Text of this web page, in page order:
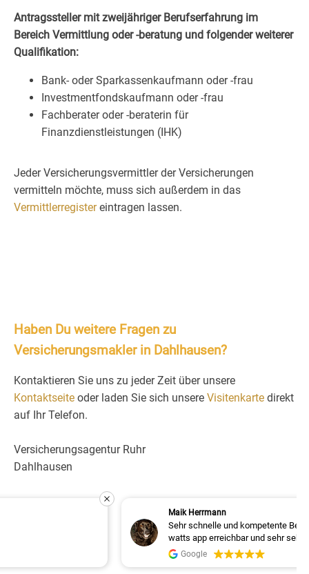
Antragssteller mit zweijähriger Berufserfahrung im
Bereich Vermittlung oder -beratung und folgender weiterer
Qualifikation:
Bank- oder Sparkassenkaufmann oder -frau
Investmentfondskaufmann oder -frau
Fachberater oder -beraterin für
Finanzdienstleistungen (IHK)
Jeder Versicherungsvermittler der Versicherungen
vermitteln möchte, muss sich außerdem in das
Vermittlerregistereintragen lassen.
Haben Du weitere Fragen zu
Versicherungsmakler in Dahlhausen?
Kontaktieren Sie uns zu jeder Zeit über unsere
Kontaktseite oder laden Sie sich unsere Visitenkarte direkt
auf Ihr Telefon.
Versicherungsagentur Ruhr
Dahlhausen
Sehr schnelle und kompetente Beratung. Ist jederzeit über
watts app erreichbar und sehr sehr freundlich. Kann ich